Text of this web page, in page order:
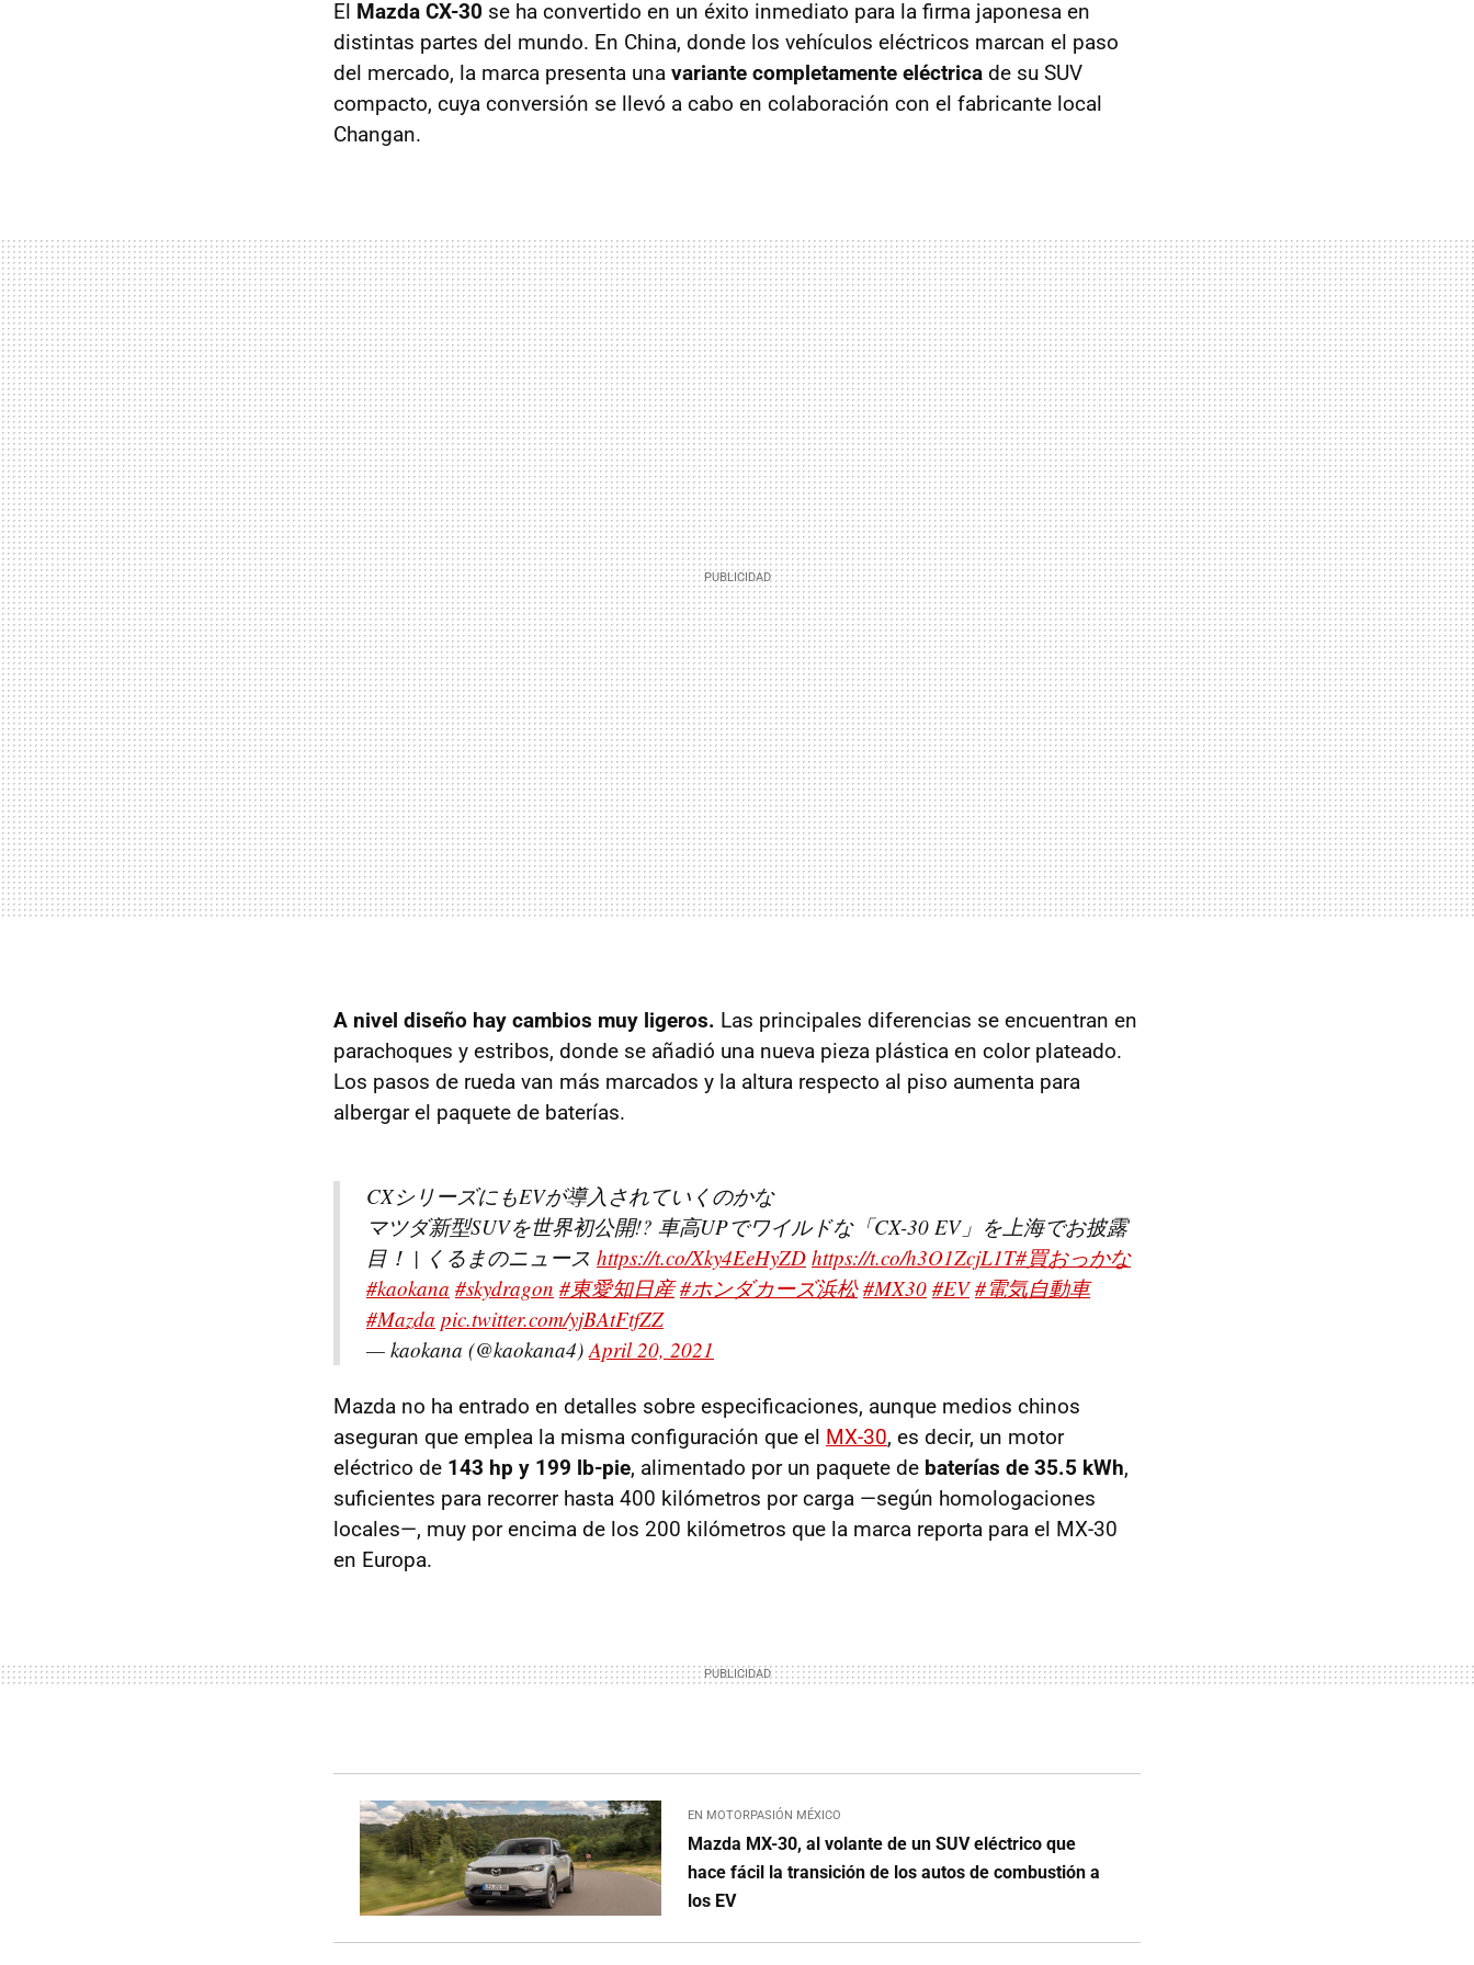
El Mazda CX-30 se ha convertido en un éxito inmediato para la firma japonesa en
distintas partes del mundo. En China, donde los vehículos eléctricos marcan el paso
del mercado, la marca presenta una variante completamente eléctrica de su SUV
compacto, cuya conversión se llevó a cabo en colaboración con el fabricante local
Changan.
A nivel diseño hay cambios muy ligeros. Las principales diferencias se encuentran en
parachoques y estribos, donde se añadió una nueva pieza plástica en color plateado.
Los pasos de rueda van más marcados y la altura respecto al piso aumenta para
albergar el paquete de baterías.
CXシリーズにもEVが導入されていくのかな
マツダ新型SUVを世界初公開!? 車高UPでワイルドな「CX-30 EV」を上海でお披露
目！ | くるまのニュース https://t.co/Xky4EeHyZD https://t.co/h3O1ZcjL1T#買おっかな
#kaokana #skydragon #東愛知日産 #ホンダカーズ浜松 #MX30 #EV #電気自動車
#Mazda pic.twitter.com/yjBAtFtfZZ
— kaokana (@kaokana4)April 20, 2021
Mazda no ha entrado en detalles sobre especificaciones, aunque medios chinos
aseguran que emplea la misma configuración que el MX-30, es decir, un motor
eléctrico de 143 hp y 199 lb-pie, alimentado por un paquete de baterías de 35.5 kWh,
suficientes para recorrer hasta 400 kilómetros por carga —según homologaciones
locales—, muy por encima de los 200 kilómetros que la marca reporta para el MX-30
en Europa.
EN MOTORPASIÓN MÉXICO
Mazda MX-30, al volante de un SUV eléctrico que
hace fácil la transición de los autos de combustión a
los EV